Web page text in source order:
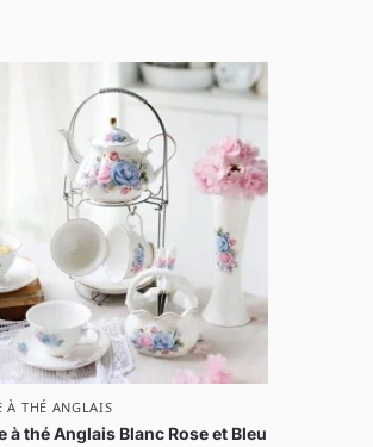
À THÉ ANGLAIS
à thé Anglais Blanc Rose et Bleu